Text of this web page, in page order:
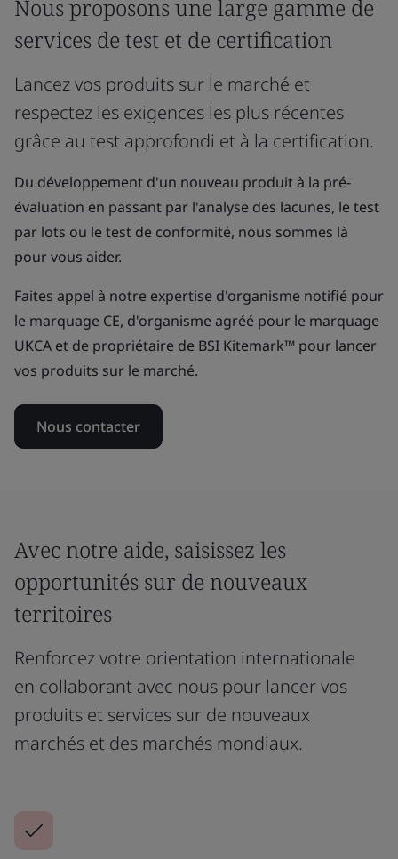
Nous proposons une large gamme de
services de test et de certification
Lancez vos produits sur le marché et
respectez les exigences les plus récentes
grâce au test approfondi et à la certification.
Du développement d'un nouveau produit à la pré-
évaluation en passant par l'analyse des lacunes, le test
par lots ou le test de conformité, nous sommes là
pour vous aider.
Faites appel à notre expertise d'organisme notifié pour
le marquage CE, d'organisme agréé pour le marquage
UKCA et de propriétaire de BSI Kitemark™ pour lancer
vos produits sur le marché.
Nous contacter
Avec notre aide, saisissez les
opportunités sur de nouveaux
territoires
Renforcez votre orientation internationale
en collaborant avec nous pour lancer vos
produits et services sur de nouveaux
marchés et des marchés mondiaux.